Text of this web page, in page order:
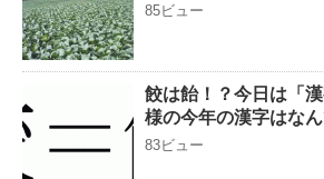
85ビュー
餃は飴！？今日は「
様の今年の漢字はな
83ビュー